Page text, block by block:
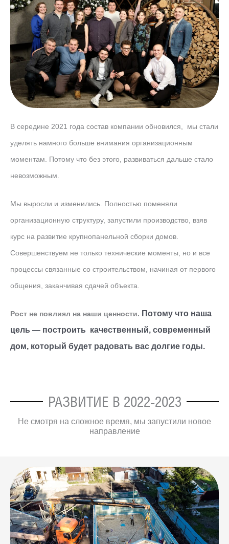
В середине 2021 года состав компании обновился, мы стали
уделять намного больше внимания организационным
моментам. Потому что без этого, развиваться дальше стало
невозможным.
Мы выросли и изменились. Полностью поменяли
организационную структуру, запустили производство, взяв
курс на развитие крупнопанельной сборки домов.
Совершенствуем не только технические моменты, но и все
процессы связанные со строительством, начиная от первого
общения, заканчивая сдачей объекта.
Рост не повлиял на наши ценности. Потому что наша
цель — построить качественный, современный
дом, который будет радовать вас долгие годы.
РАЗВИТИЕ В 2022-2023
Не смотря на сложное время, мы запустили новое
направление